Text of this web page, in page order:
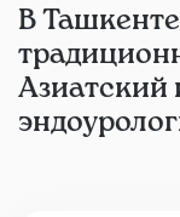
В
Азиатский